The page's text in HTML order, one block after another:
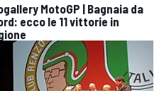
MotoGP | Bagnaia da
ecco le 11 vittorie in